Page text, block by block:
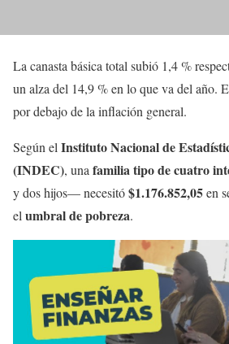
La canasta básica total subió 1,4 %
un alza del 14,9 % en lo que va del año.
por debajo de la inflación general.
Según el Instituto Nacional de
(INDEC), una familia tipo de cuatro
y dos hijos— necesitó$1.176.852,05en
el umbral de pobreza.